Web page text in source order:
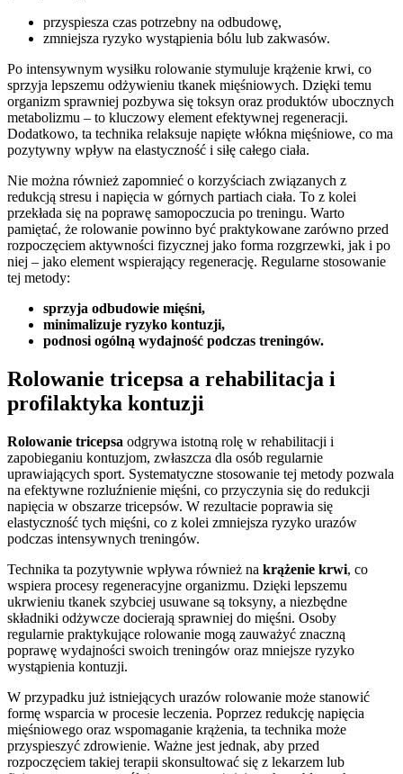
przyspiesza czas potrzebny na odbudowę,
zmniejsza ryzyko wystąpienia bólu lub zakwasów.
Po intensywnym wysiłku rolowanie stymuluje krążenie krwi, co
sprzyja lepszemu odżywieniu tkanek mięśniowych. Dzięki temu
organizm sprawniej pozbywa się toksyn oraz produktów ubocznych
metabolizmu – to kluczowy element efektywnej regeneracji.
Dodatkowo, ta technika relaksuje napięte włókna mięśniowe, co ma
pozytywny wpływ na elastyczność i siłę całego ciała.
Nie można również zapomnieć o korzyściach związanych z
redukcją stresu i napięcia w górnych partiach ciała. To z kolei
przekłada się na poprawę samopoczucia po treningu. Warto
pamiętać, że rolowanie powinno być praktykowane zarówno przed
rozpoczęciem aktywności fizycznej jako forma rozgrzewki, jak i po
niej – jako element wspierający regenerację. Regularne stosowanie
tej metody:
sprzyja odbudowie mięśni,
minimalizuje ryzyko kontuzji,
podnosi ogólną wydajność podczas treningów.
Rolowanie tricepsa a rehabilitacja i
profilaktyka kontuzji
Rolowanie tricepsa odgrywa istotną rolę w rehabilitacji i
zapobieganiu kontuzjom, zwłaszcza dla osób regularnie
uprawiających sport. Systematyczne stosowanie tej metody pozwala
na efektywne rozluźnienie mięśni, co przyczynia się do redukcji
napięcia w obszarze tricepsów. W rezultacie poprawia się
elastyczność tych mięśni, co z kolei zmniejsza ryzyko urazów
podczas intensywnych treningów.
Technika ta pozytywnie wpływa również na krążenie krwi, co
wspiera procesy regeneracyjne organizmu. Dzięki lepszemu
ukrwieniu tkanek szybciej usuwane są toksyny, a niezbędne
składniki odżywcze docierają sprawniej do mięśni. Osoby
regularnie praktykujące rolowanie mogą zauważyć znaczną
poprawę wydajności swoich treningów oraz mniejsze ryzyko
wystąpienia kontuzji.
W przypadku już istniejących urazów rolowanie może stanowić
formę wsparcia w procesie leczenia. Poprzez redukcję napięcia
mięśniowego oraz wspomaganie krążenia, ta technika może
przyspieszyć zdrowienie. Ważne jest jednak, aby przed
rozpoczęciem takiej terapii skonsultować się z lekarzem lub